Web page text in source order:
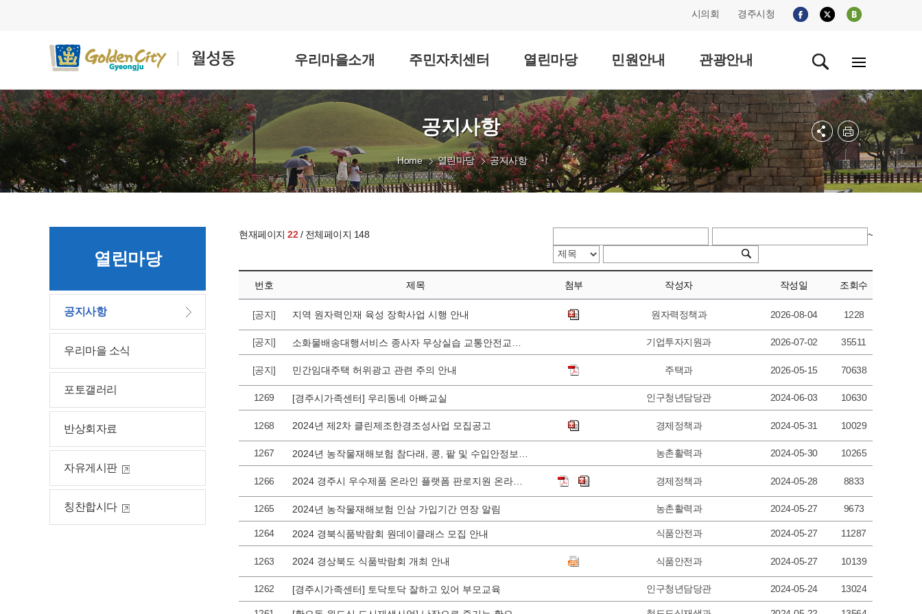
시의회 경주시청
우리마을소개 주민자치센터 열린마당 민원안내 관광안내
열린마당
공지사항
우리마을 소식
포토갤러리
반상회자료
자유게시판
칭찬합시다
공지사항
Home 열린마당 공지사항
현재페이지 22/ 전체페이지 148 ~
번호 제목 첨부 작성자 작성일 조회수
[공지] 지역 원자력인재 육성 장학사업 시행 안내 원자력정책과 2026-08-04 1228
[공지] 소화물배송대행서비스 종사자 무상실습 교통안전교육 안내 기업투자지원과 2026-07-02 35511
[공지] 민간임대주택 허위광고 관련 주의 안내 주택과 2026-05-15 70638
1269 [경주시가족센터] 우리동네 아빠교실 인구청년담당관 2024-06-03 10630
1268 2024년 제2차 클린제조한경조성사업 모집공고 경제정책과 2024-05-31 10029
1267 2024년 농작물재해보험 참다래, 콩, 팥 및 수입안정보험 콩 가입기간 등 알림 농촌활력과 2024-05-30 10265
1266 2024 경주시 우수제품 온라인 플랫폼 판로지원 온라인기획전 참여업체 모집 경제정책과 2024-05-28 8833
1265 2024년 농작물재해보험 인삼 가입기간 연장 알림 농촌활력과 2024-05-27 9673
1264 2024 경북식품박람회 원데이클래스 모집 안내 식품안전과 2024-05-27 11287
1263 2024 경상북도 식품박람회 개최 안내 식품안전과 2024-05-27 10139
1262 [경주시가족센터] 토닥토닥 잘하고 있어 부모교육 인구청년담당관 2024-05-24 13024